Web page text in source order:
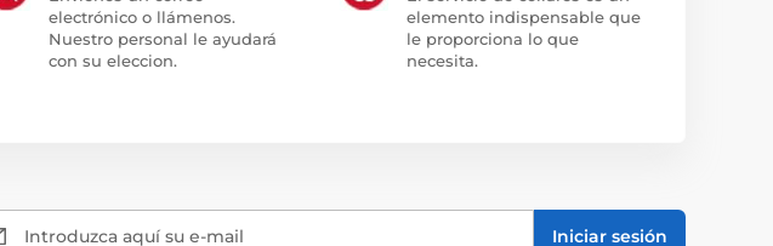
electrónico o llámenos.
Nuestro personal le ayudará
con su eleccion.
elemento indispensable que
le proporciona lo que
necesita.
Introduzca aquí su e-mail Iniciar sesión